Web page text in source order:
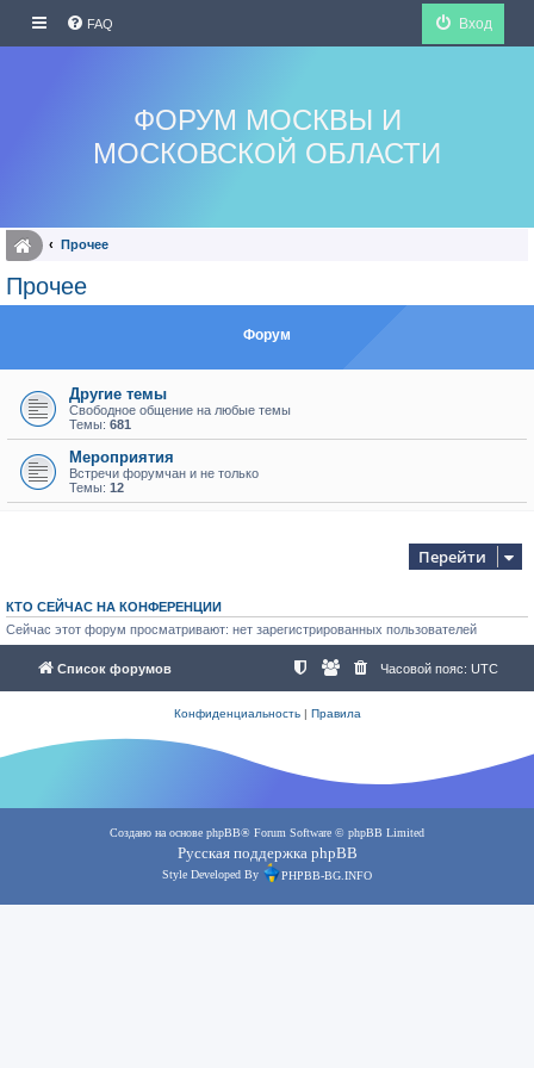
FAQ Вход
ФОРУМ МОСКВЫ И
МОСКОВСКОЙ ОБЛАСТИ
Прочее
Прочее
Форум
Другие темы
Свободное общение на любые темы
Темы: 681
Мероприятия
Встречи форумчан и не только
Темы: 12
Перейти
КТО СЕЙЧАС НА КОНФЕРЕНЦИИ
Сейчас этот форум просматривают: нет зарегистрированных пользователей
Список форумов Часовой пояс: UTC
Конфиденциальность| Правила
Создано на основе phpBB® Forum Software © phpBB Limited
Русская поддержка phpBB
Style Developed By PHPBB-BG.INFO